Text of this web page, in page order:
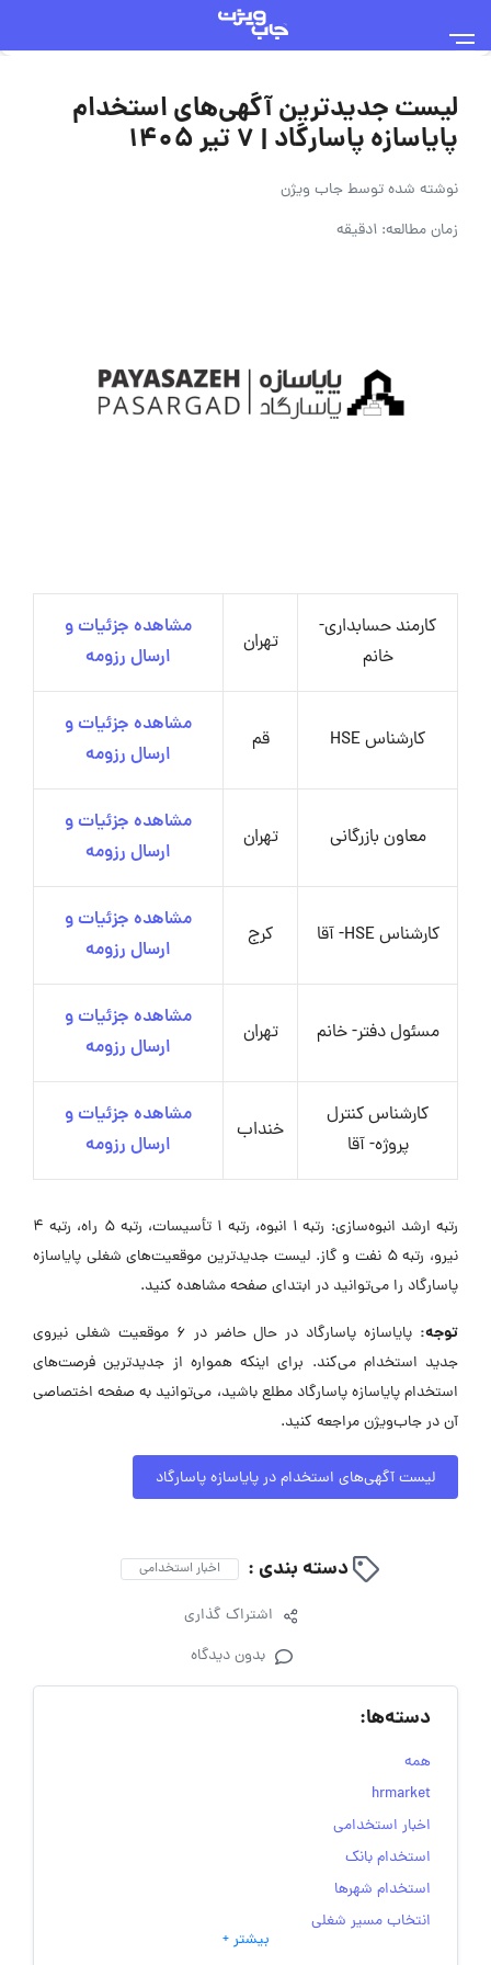
لیست جدیدترین آگهی‌های استخدام
پایاسازه پاسارگاد | ۷ تیر ۱۴۰۵
نوشته شده توسطجاب ویژن
زمان مطالعه: 1دقیقه
کارمند حسابداری-
خانم
تهران
مشاهده جزئیات و
ارسال رزومه
کارشناس HSE قم
مشاهده جزئیات و
ارسال رزومه
معاون بازرگانی تهران
مشاهده جزئیات و
ارسال رزومه
کارشناس HSE- آقا کرج
مشاهده جزئیات و
ارسال رزومه
مسئول دفتر- خانم تهران
مشاهده جزئیات و
ارسال رزومه
کارشناس کنترل
پروژه- آقا
خنداب
مشاهده جزئیات و
ارسال رزومه
رتبه ارشد انبوه‌سازی: رتبه 1 انبوه، رتبه 1 تأسیسات، رتبه 5 راه، رتبه 4
نیرو، رتبه 5 نفت و گاز. لیست جدیدترین موقعیت‌های شغلی پایاسازه
پاسارگاد را می‌توانید در ابتدای صفحه مشاهده کنید.
توجه:
پایاسازه پاسارگاد در حال حاضر در ۶ موقعیت شغلی نیروی
جدید استخدام می‌کند. برای اینکه همواره از جدیدترین فرصت‌های
استخدام پایاسازه پاسارگاد مطلع باشید، می‌توانید به صفحه اختصاصی
آن در جاب‌ویژن مراجعه کنید.
لیست آگهی‌های استخدام در پایاسازه پاسارگاد
دسته بندی : اخبار استخدامی
اشتراک گذاری
بدون دیدگاه
دسته‌ها:
همه
hrmarket
اخبار استخدامی
استخدام بانک
استخدام شهرها
انتخاب مسیر شغلی
به‌روزرسانی‌های سایت (کارجویی)
بیشتر +